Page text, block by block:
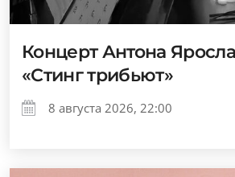
Концерт Антона
«Стинг трибьют»
8 августа 2026, 22:00